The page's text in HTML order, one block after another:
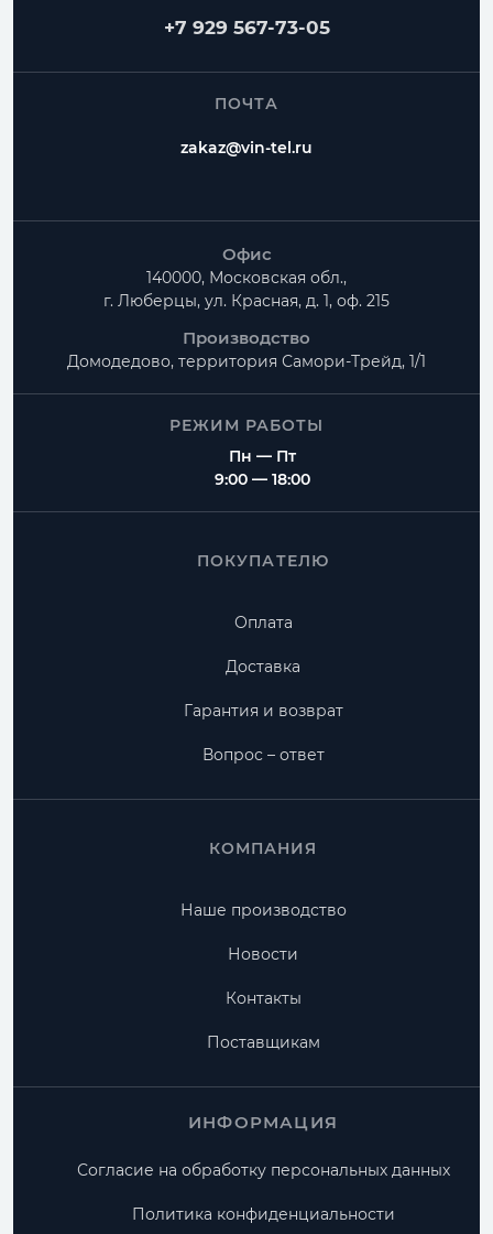
+7 929 567-73-05
ПОЧТА
zakaz@vin-tel.ru
Офис
140000, Московская обл.,
г. Люберцы, ул. Красная, д. 1, оф. 215
Производство
Домодедово, территория Самори-Трейд, 1/1
РЕЖИМ РАБОТЫ
Пн — Пт
9:00 — 18:00
ПОКУПАТЕЛЮ
Оплата
Доставка
Гарантия и возврат
Вопрос – ответ
КОМПАНИЯ
Наше производство
Новости
Контакты
Поставщикам
ИНФОРМАЦИЯ
Согласие на обработку персональных данных
Политика конфиденциальности